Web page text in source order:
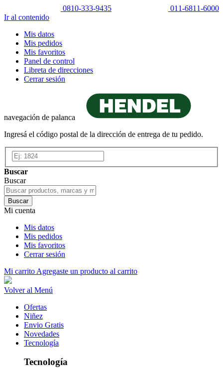
0810-333-9435
011-6811-6000
Ir al contenido
Mis datos
Mis pedidos
Mis favoritos
Panel de control
Libreta de direcciones
Cerrar sesión
navegación de palanca
Ingresá el código postal de la dirección de entrega de tu pedido.
Buscar
Buscar
Buscar
Mi cuenta
Mis datos
Mis pedidos
Mis favoritos
Cerrar sesión
Mi carrito Agregaste un producto al carrito
Volver al Menú
Ofertas
Niñez
Envio Gratis
Novedades
Tecnología
Tecnología